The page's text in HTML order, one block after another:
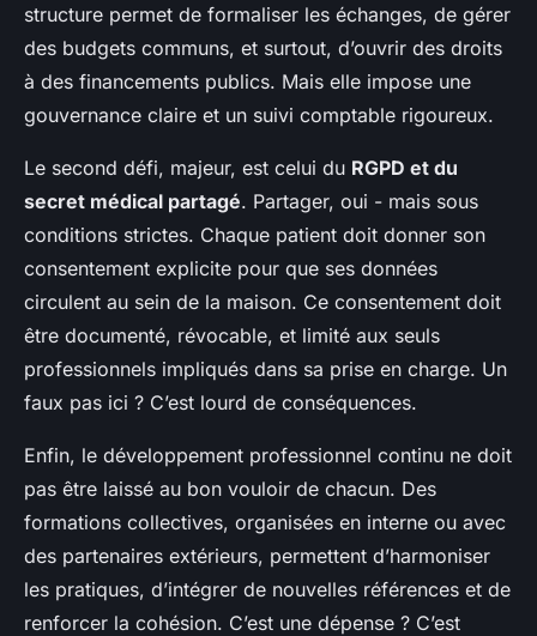
structure permet de formaliser les échanges, de gérer
des budgets communs, et surtout, d’ouvrir des droits
à des financements publics. Mais elle impose une
gouvernance claire et un suivi comptable rigoureux.
Le second défi, majeur, est celui du RGPD et du
secret médical partagé. Partager, oui - mais sous
conditions strictes. Chaque patient doit donner son
consentement explicite pour que ses données
circulent au sein de la maison. Ce consentement doit
être documenté, révocable, et limité aux seuls
professionnels impliqués dans sa prise en charge. Un
faux pas ici ? C’est lourd de conséquences.
Enfin, le développement professionnel continu ne doit
pas être laissé au bon vouloir de chacun. Des
formations collectives, organisées en interne ou avec
des partenaires extérieurs, permettent d’harmoniser
les pratiques, d’intégrer de nouvelles références et de
renforcer la cohésion. C’est une dépense ? C’est